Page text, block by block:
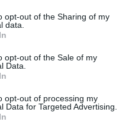
opt-out of the Sharing of my
data.
opt-out of the Sale of my
Data.
opt-out of processing my
Data for Targeted Advertising.
Stampa